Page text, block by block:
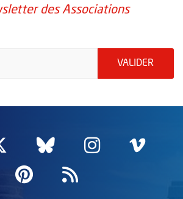
des Associations
VALIDER
une nouvelle fenêtre
Twitter
, Ouvre une nouvelle
Bluesky
, Ouvre une
Instagram
, Ouvre
,
Pinterest
, Ouvre une
Flux RSS